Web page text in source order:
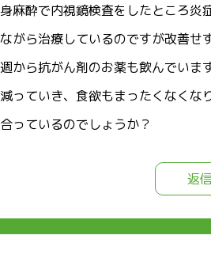
麻酔で内視鏡検査をしたところ炎
がら治療しているのですが改善せ
から抗がん剤のお薬も飲んでいま
っていき、食欲もまったくなくな
っているのでしょうか？
返